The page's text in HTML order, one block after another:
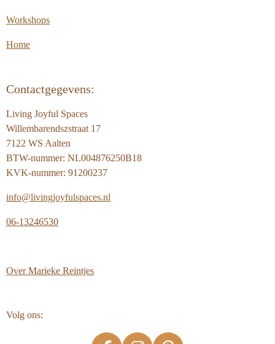
Workshops
Home
Contactgegevens:
Living Joyful Spaces
Willembarendszstraat 17
7122 WS Aalten
BTW-nummer: NL004876250B18
KVK-nummer: 91200237
info@livingjoyfulspaces.nl
06-13246530
OverMarieke Reintjes
Volg ons: